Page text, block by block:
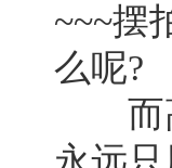
~~~摆
么呢?
而高